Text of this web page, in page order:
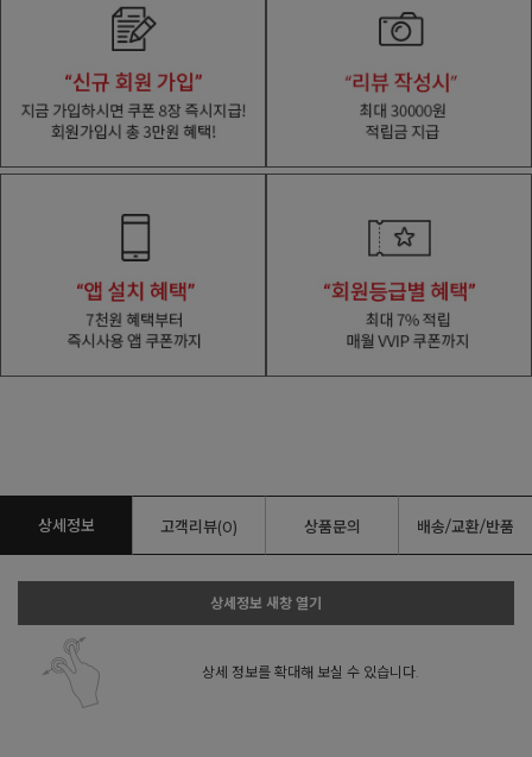
상세정보 고객리뷰(0) 상품문의 배송/교환/반품
상세정보 새창 열기
상세 정보를 확대해 보실 수 있습니다.